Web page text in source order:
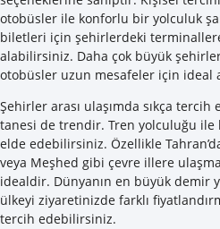
otobüsler ile konforlu bir yolculuk
biletleri için şehirlerdeki
alabilirsiniz. Daha çok büyük
otobüsler uzun mesafeler için ideal
Şehirler arası ulaşımda sıkça
tanesi de trendir. Tren yolculuğu ile
elde edebilirsiniz. Özellikle
veya Meşhed gibi çevre illere
idealdir. Dünyanın en büyük demir
ülkeyi ziyaretinizde farklı
tercih edebilirsiniz.